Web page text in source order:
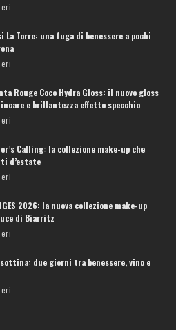
La Torre: una fuga di benessere a pochi
Rouge Coco Hydra Gloss: il nuovo gloss
e brillantezza effetto specchio
Calling: la collezione make-up che
d’estate
2026: la nuova collezione make-up
di Biarritz
due giorni tra benessere, vino e